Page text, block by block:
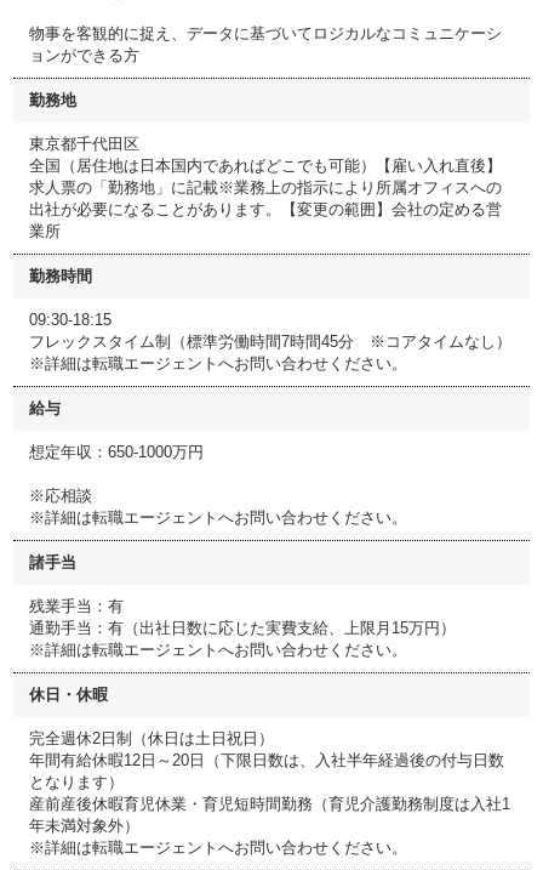
物事を客観的に捉え、データに基づいてロジカルなコミュニケーシ
ョンができる方
勤務地
東京都千代田区
全国（居住地は日本国内であればどこでも可能）【雇い入れ直後】
求人票の「勤務地」に記載※業務上の指示により所属オフィスへの
出社が必要になることがあります。【変更の範囲】会社の定める営
業所
勤務時間
09:30-18:15
フレックスタイム制（標準労働時間7時間45分 ※コアタイムなし）
※詳細は転職エージェントへお問い合わせください。
給与
想定年収：650-1000万円
※応相談
※詳細は転職エージェントへお問い合わせください。
諸手当
残業手当：有
通勤手当：有（出社日数に応じた実費支給、上限月15万円）
※詳細は転職エージェントへお問い合わせください。
休日・休暇
完全週休2日制（休日は土日祝日）
年間有給休暇12日～20日（下限日数は、入社半年経過後の付与日数
となります）
産前産後休暇育児休業・育児短時間勤務（育児介護勤務制度は入社1
年未満対象外）
※詳細は転職エージェントへお問い合わせください。